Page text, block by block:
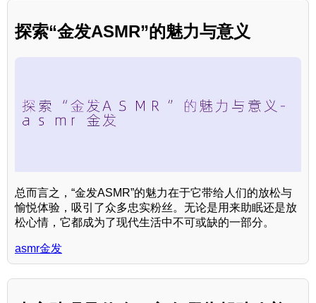
探索“金发ASMR”的魅力与意义
总而言之，“金发ASMR”的魅力在于它带给人们的放松与
愉悦体验，吸引了众多忠实粉丝。无论是用来助眠还是放
松心情，它都成为了现代生活中不可或缺的一部分。
asmr金发